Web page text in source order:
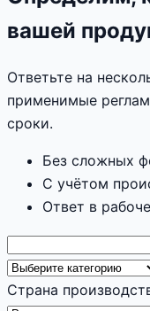
вашей
Ответьте на
применимые
сроки.
Без сложных
С учётом
Ответ в
Страна